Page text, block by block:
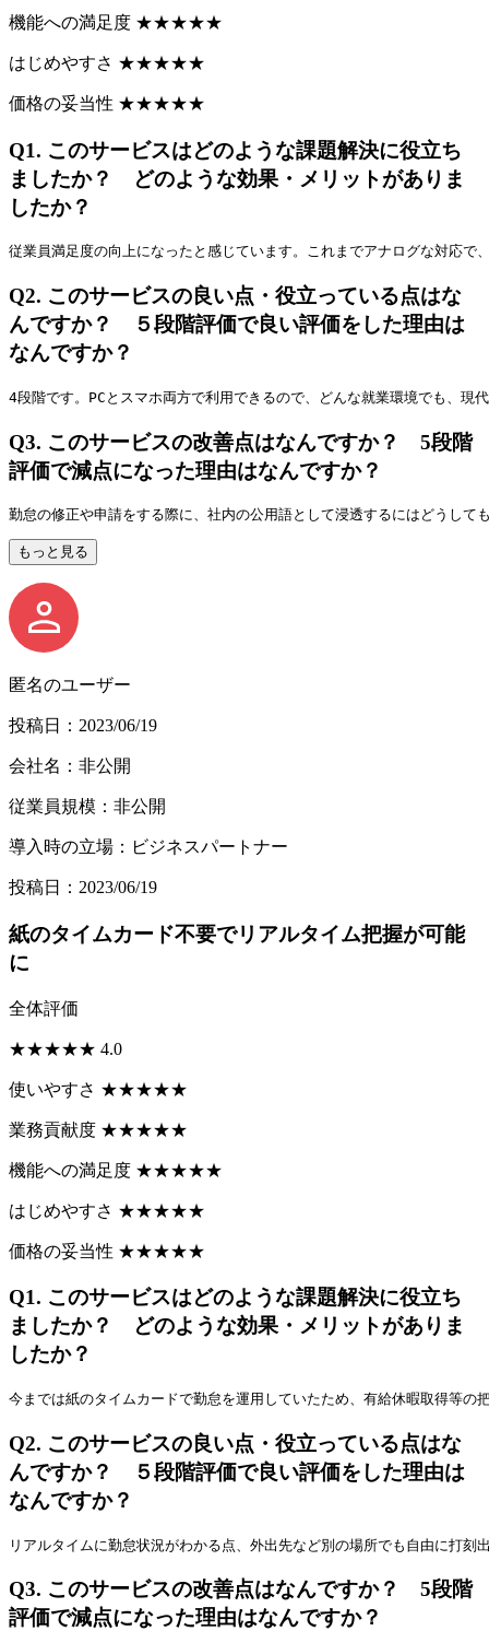
機能への満足度 ★★★★★
はじめやすさ ★★★★★
価格の妥当性 ★★★★★
Q1. このサービスはどのような課題解決に役立ち
ましたか？ どのような効果・メリットがありま
したか？
従業員満足度の向上になったと感じています。これまでアナログな対応
Q2. このサービスの良い点・役立っている点はな
んですか？ ５段階評価で良い評価をした理由は
なんですか？
4段階です。PCとスマホ両方で利用できるので、どんな就業環境でも、
Q3. このサービスの改善点はなんですか？ 5段階
評価で減点になった理由はなんですか？
勤怠の修正や申請をする際に、社内の公用語として浸透するにはどうし
もっと見る
匿名のユーザー
投稿日：2023/06/19
会社名：非公開
従業員規模：非公開
導入時の立場：ビジネスパートナー
投稿日：2023/06/19
紙のタイムカード不要でリアルタイム把握が可能
に
全体評価
★★★★★ 4.0
使いやすさ ★★★★★
業務貢献度 ★★★★★
機能への満足度 ★★★★★
はじめやすさ ★★★★★
価格の妥当性 ★★★★★
Q1. このサービスはどのような課題解決に役立ち
ましたか？ どのような効果・メリットがありま
したか？
今までは紙のタイムカードで勤怠を運用していたため、有給休暇取得等
Q2. このサービスの良い点・役立っている点はな
んですか？ ５段階評価で良い評価をした理由は
なんですか？
リアルタイムに勤怠状況がわかる点、外出先など別の場所でも自由に打
Q3. このサービスの改善点はなんですか？ 5段階
評価で減点になった理由はなんですか？